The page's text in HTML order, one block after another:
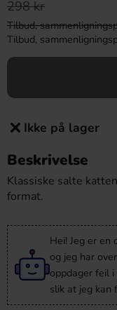
298 kr
Tilbud,
Tilbud,
Ikke på lager
Beskrivelse
Klassiske salte
format.
Hei! Jeg er en
og jeg har
oppdager feil
slik at jeg kan